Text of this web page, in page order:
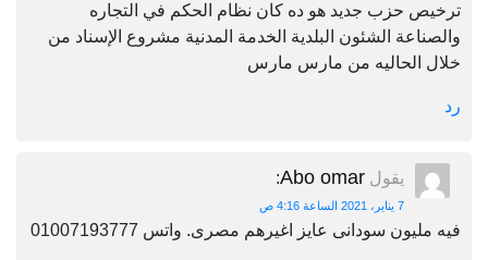
ترخيص حزب جديد هو ده كان نظام الحكم في التجاره
والصناعة الشئون البلدية الخدمة المدنية مشروع الإسناد من
خلال الحاليه من مارس مارس
رد
يقول Abo omar
:
7 يناير، 2021 الساعة 4:16 ص
فيه مليون سودانى عايز اغيرهم مصرى. واتس 01007193777